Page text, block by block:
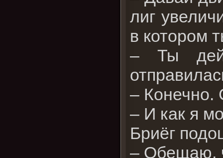
лиг
в котором
– Ты
– Конечно.
– И как я
Бриёг
– Обещаю,